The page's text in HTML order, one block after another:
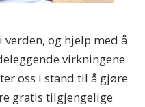
og hjelp med å
virkningene
oss i stand til å gjøre
gratis tilgjengelige